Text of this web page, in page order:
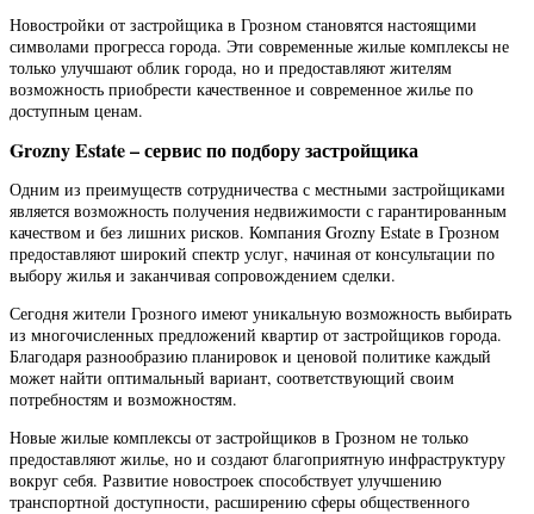
Новостройки от застройщика в Грозном становятся настоящими
символами прогресса города. Эти современные жилые комплексы не
только улучшают облик города, но и предоставляют жителям
возможность приобрести качественное и современное жилье по
доступным ценам.
Grozny Estate – сервис по подбору застройщика
Одним из преимуществ сотрудничества с местными застройщиками
является возможность получения недвижимости с гарантированным
качеством и без лишних рисков. Компания Grozny Estate в Грозном
предоставляют широкий спектр услуг, начиная от консультации по
выбору жилья и заканчивая сопровождением сделки.
Сегодня жители Грозного имеют уникальную возможность выбирать
из многочисленных предложений квартир от застройщиков города.
Благодаря разнообразию планировок и ценовой политике каждый
может найти оптимальный вариант, соответствующий своим
потребностям и возможностям.
Новые жилые комплексы от застройщиков в Грозном не только
предоставляют жилье, но и создают благоприятную инфраструктуру
вокруг себя. Развитие новостроек способствует улучшению
транспортной доступности, расширению сферы общественного